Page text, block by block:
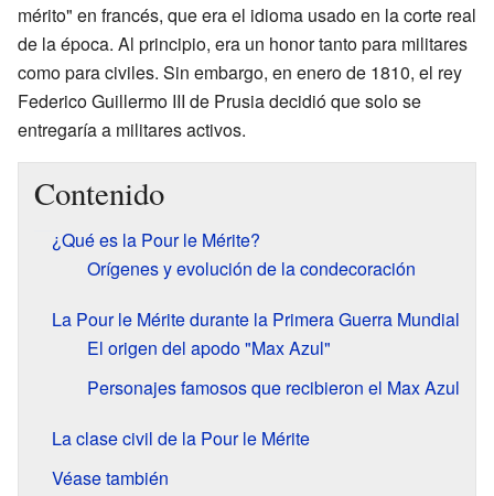
mérito" en francés, que era el idioma usado en la corte real
de la época. Al principio, era un honor tanto para militares
como para civiles. Sin embargo, en enero de 1810, el rey
Federico Guillermo III de Prusia decidió que solo se
entregaría a militares activos.
Contenido
¿Qué es la Pour le Mérite?
Orígenes y evolución de la condecoración
La Pour le Mérite durante la Primera Guerra Mundial
El origen del apodo "Max Azul"
Personajes famosos que recibieron el Max Azul
La clase civil de la Pour le Mérite
Véase también